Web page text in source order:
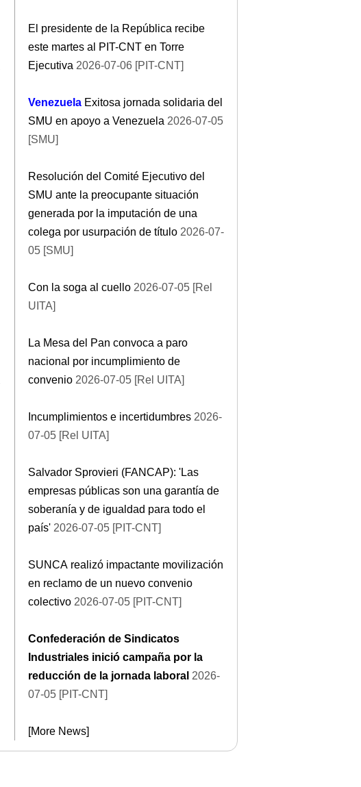
El presidente de la República recibe
este martes al PIT-CNT en Torre
Ejecutiva 2026-07-06 [PIT-CNT]
Venezuela Exitosa jornada solidaria del
SMU en apoyo a Venezuela 2026-07-05
[SMU]
Resolución del Comité Ejecutivo del
SMU ante la preocupante situación
generada por la imputación de una
colega por usurpación de título 2026-07-
05 [SMU]
Con la soga al cuello 2026-07-05 [Rel
UITA]
La Mesa del Pan convoca a paro
nacional por incumplimiento de
convenio 2026-07-05 [Rel UITA]
Incumplimientos e incertidumbres 2026-
07-05 [Rel UITA]
Salvador Sprovieri (FANCAP): 'Las
empresas públicas son una garantía de
soberanía y de igualdad para todo el
país' 2026-07-05 [PIT-CNT]
SUNCA realizó impactante movilización
en reclamo de un nuevo convenio
colectivo 2026-07-05 [PIT-CNT]
Confederación de Sindicatos
Industriales inició campaña por la
reducción de la jornada laboral 2026-
07-05 [PIT-CNT]
[More News]